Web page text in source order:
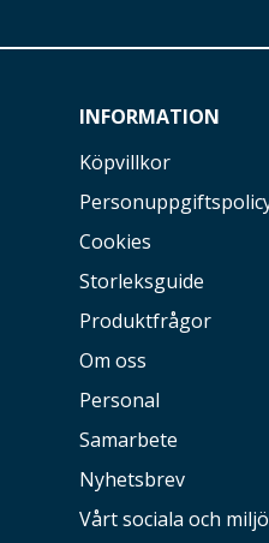
INFORMATION
Köpvillkor
Cookies
Storleksguide
Produktfrågor
Om oss
Personal
Samarbete
Nyhetsbrev
Vårt sociala och